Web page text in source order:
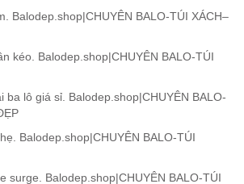
Balodep.shop|CHUYÊN BALO-TÚI XÁCH–
kéo. Balodep.shop|CHUYÊN BALO-TÚI
ba lô giá sỉ. Balodep.shop|CHUYÊN BALO-
Balodep.shop|CHUYÊN BALO-TÚI
surge. Balodep.shop|CHUYÊN BALO-TÚI